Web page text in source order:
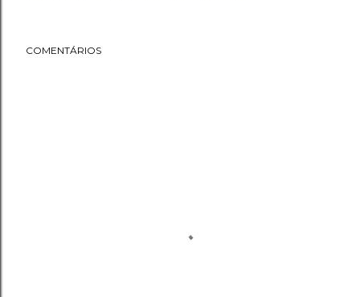
COMENTÁRIOS